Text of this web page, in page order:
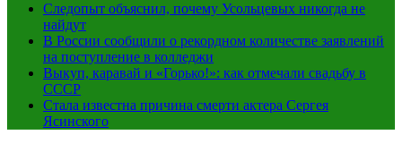
Следопыт объяснил, почему Усольцевых никогда не
найдут
В России сообщили о рекордном количестве заявлений
на поступление в колледжи
Выкуп, каравай и «Горько!»: как отмечали свадьбу в
СССР
Стала известна причина смерти актера Сергея
Ясинского